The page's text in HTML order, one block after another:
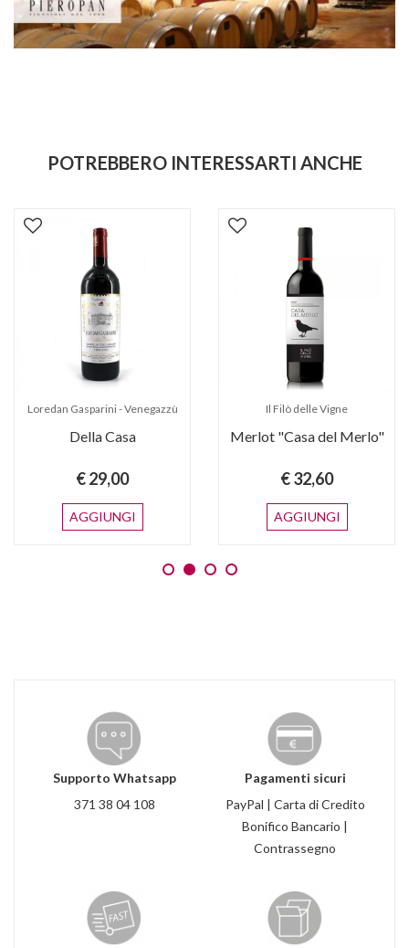
POTREBBERO INTERESSARTI ANCHE
Loredan Gasparini - Venegazzù
Della Casa
€ 29,00
AGGIUNGI
Il Filò delle Vigne
Merlot "Casa del Merlo"
€ 32,60
AGGIUNGI
Supporto Whatsapp
371 38 04 108
Pagamenti sicuri
PayPal | Carta di Credito
Bonifico Bancario |
Contrassegno